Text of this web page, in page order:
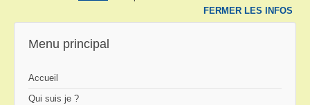
Menu principal
Accueil
Qui suis je ?
FERMER LES INFOS